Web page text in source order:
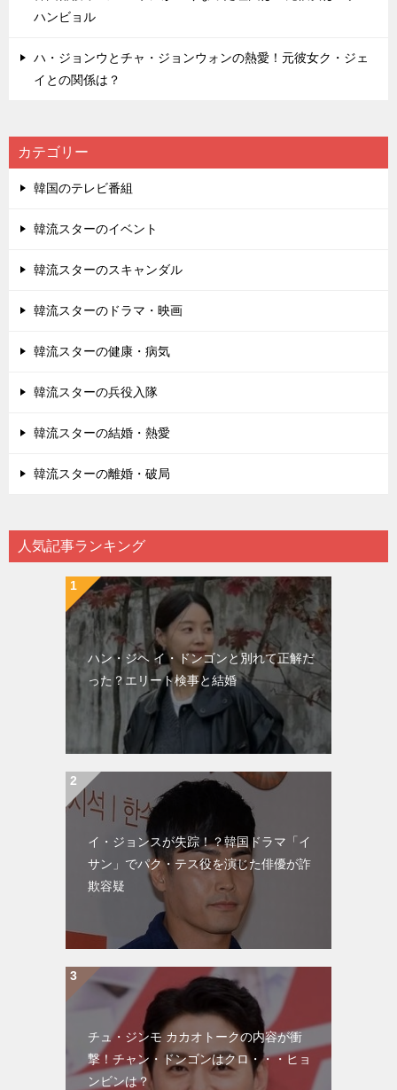
ハンビョル
ハ・ジョンウとチャ・ジョンウォンの熱愛！元彼女ク・ジェ
イとの関係は？
カテゴリー
韓国のテレビ番組
韓流スターのイベント
韓流スターのスキャンダル
韓流スターのドラマ・映画
韓流スターの健康・病気
韓流スターの兵役入隊
韓流スターの結婚・熱愛
韓流スターの離婚・破局
人気記事ランキング
ハン・ジヘ イ・ドンゴンと別れて正解だ
った？エリート検事と結婚
イ・ジョンスが失踪！？韓国ドラマ「イ
サン」でパク・テス役を演じた俳優が詐
欺容疑
チュ・ジンモ カカオトークの内容が衝
撃！チャン・ドンゴンはクロ・・・ヒョ
ンビンは？